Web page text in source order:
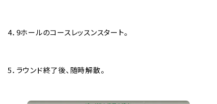
4．9ホールのコースレッスンスタート。
5．ラウンド終了後、随時解散。